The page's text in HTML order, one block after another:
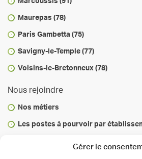
Gérer le
Maurepas (78)
Paris Gambetta (75)
Savigny-le-Temple (77)
Voisins-le-Bretonneux (78)
Nous rejoindre
Nos métiers
Les postes à pourvoir par